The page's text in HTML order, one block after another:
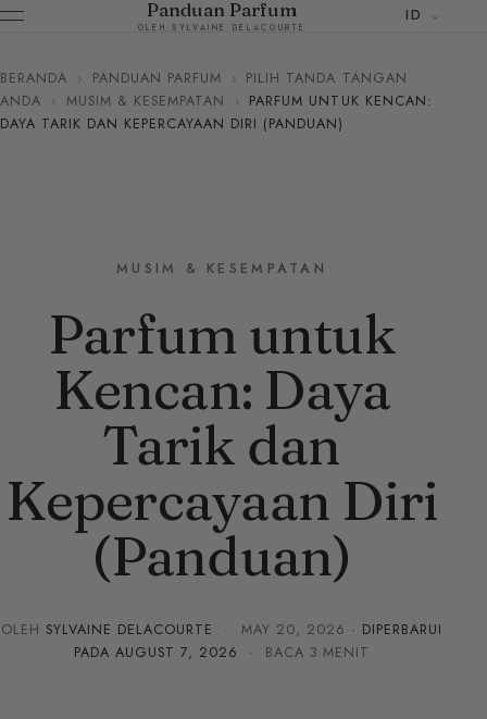
Panduan Parfum
OLEH SYLVAINE DELACOURTE
ID
BERANDA › PANDUAN PARFUM › PILIH TANDA TANGAN
ANDA
› MUSIM & KESEMPATAN › PARFUM UNTUK KENCAN:
DAYA TARIK DAN KEPERCAYAAN DIRI (PANDUAN)
MUSIM & KESEMPATAN
Parfum untuk
Kencan: Daya
Tarik dan
Kepercayaan Diri
(Panduan)
OLEH SYLVAINE DELACOURTE · MAY 20, 2026 · DIPERBARUI
PADA AUGUST 7, 2026 · BACA 3 MENIT